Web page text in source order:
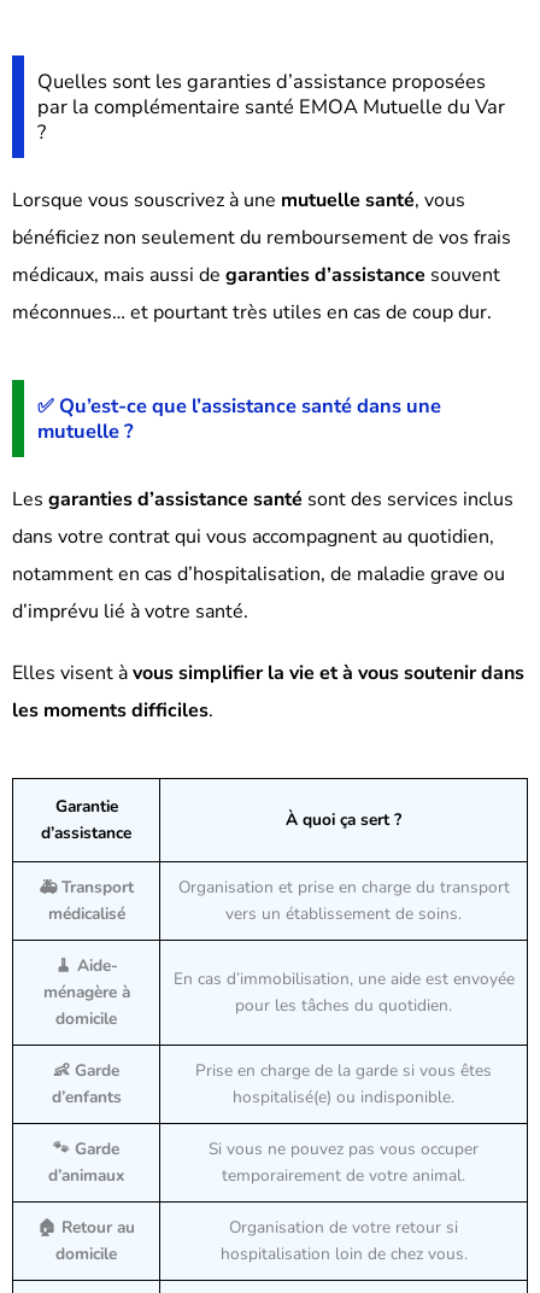
Quelles sont les garanties d’assistance proposées
par la complémentaire santé EMOA Mutuelle du Var
?
Lorsque vous souscrivez à une mutuelle santé, vous
bénéficiez non seulement du remboursement de vos frais
médicaux, mais aussi de garanties d’assistance souvent
méconnues… et pourtant très utiles en cas de coup dur.
✅ Qu’est-ce que l’assistance santé dans une
mutuelle ?
Les garanties d’assistance santé sont des services inclus
dans votre contrat qui vous accompagnent au quotidien,
notamment en cas d’hospitalisation, de maladie grave ou
d’imprévu lié à votre santé.
Elles visent àvous simplifier la vie et à vous soutenir dans
les moments difficiles.
Garantie
d’assistance
À quoi ça sert ?
🚑 Transport
médicalisé
Organisation et prise en charge du transport
vers un établissement de soins.
🧹 Aide-
ménagère à
domicile
En cas d’immobilisation, une aide est envoyée
pour les tâches du quotidien.
👶 Garde
d’enfants
Prise en charge de la garde si vous êtes
hospitalisé(e) ou indisponible.
🐾 Garde
d’animaux
Si vous ne pouvez pas vous occuper
temporairement de votre animal.
🏠 Retour au
domicile
Organisation de votre retour si
hospitalisation loin de chez vous.